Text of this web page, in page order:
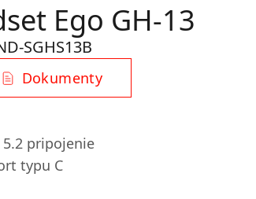
Ego GH-13
SGHS13B
Dokumenty
pripojenie
typu C